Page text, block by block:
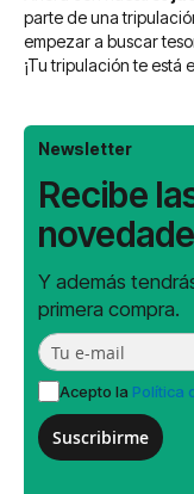
parte de una
empezar a buscar
¡Tu tripulación te está
Newsletter
Recibe
Y además
primera compra.
Acepto la Política
Suscribirme